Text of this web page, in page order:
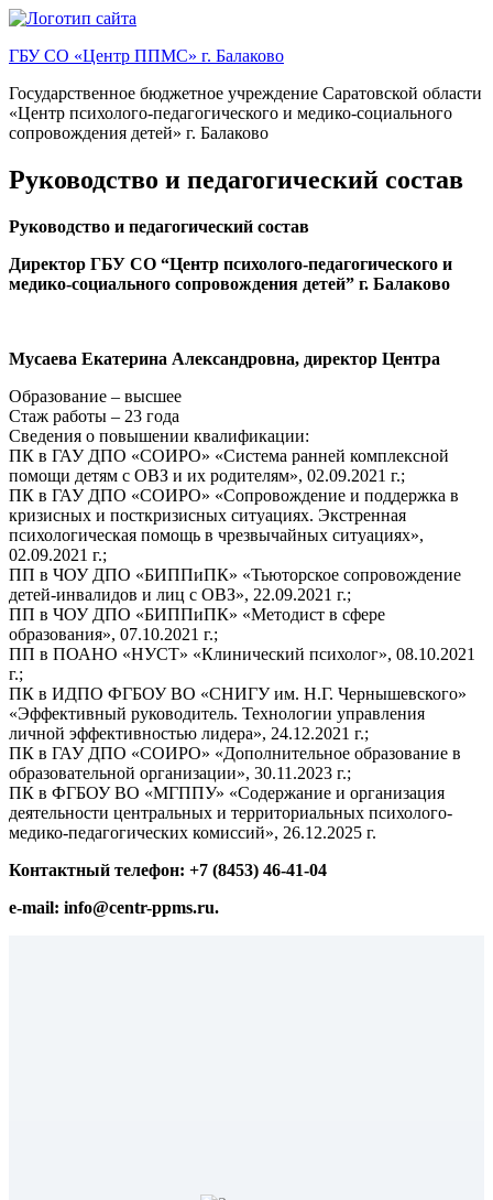
Перейти
содержимому
ГБУ СО «Центр ППМС» г. Балаково
Государственное бюджетное учреждение Саратовской области
«Центр психолого-педагогического и медико-социального
сопровождения детей» г. Балаково
Руководство и педагогический состав
Руководство и педагогический состав
Директор ГБУ СО “Центр психолого-педагогического и
медико-социального сопровождения детей” г. Балаково
Мусаева Екатерина Александровна, директор Центра
Образование – высшее
Стаж работы – 23 года
Сведения о повышении квалификации:
ПК в ГАУ ДПО «СОИРО» «Система ранней комплексной
помощи детям с ОВЗ и их родителям», 02.09.2021 г.;
ПК в ГАУ ДПО «СОИРО» «Сопровождение и поддержка в
кризисных и посткризисных ситуациях. Экстренная
психологическая помощь в чрезвычайных ситуациях»,
02.09.2021 г.;
ПП в ЧОУ ДПО «БИППиПК» «Тьюторское сопровождение
детей-инвалидов и лиц с ОВЗ», 22.09.2021 г.;
ПП в ЧОУ ДПО «БИППиПК» «Методист в сфере
образования», 07.10.2021 г.;
ПП в ПОАНО «НУСТ» «Клинический психолог», 08.10.2021
г.;
ПК в ИДПО ФГБОУ ВО «СНИГУ им. Н.Г. Чернышевского»
«Эффективный руководитель. Технологии управления
личной эффективностью лидера», 24.12.2021 г.;
ПК в ГАУ ДПО «СОИРО» «Дополнительное образование в
образовательной организации», 30.11.2023 г.;
ПК в ФГБОУ ВО «МГППУ» «Содержание и организация
деятельности центральных и территориальных психолого-
медико-педагогических комиссий», 26.12.2025 г.
Контактный телефон: +7 (8453) 46-41-04
e-mail: info@centr-ppms.ru.